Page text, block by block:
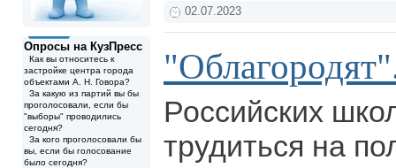
Опросы на КузПресс
Как вы относитесь к
застройке центра города
объектами А. Н. Говора?
За какую из партий вы бы
проголосовали, если бы
"выборы" проводились
сегодня?
За кого проголосовали бы
вы, если бы голосование
было сегодня?
02.07.2023
Российских
трудиться на